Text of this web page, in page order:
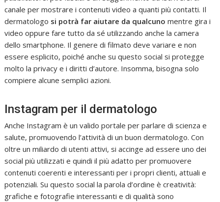
canale per mostrare i contenuti video a quanti più contatti. Il
dermatologo si potrà far aiutare da qualcuno mentre gira i
video oppure fare tutto da sé utilizzando anche la camera
dello smartphone. Il genere di filmato deve variare e non
essere esplicito, poiché anche su questo social si protegge
molto la privacy e i diritti d’autore. Insomma, bisogna solo
compiere alcune semplici azioni.
Instagram per il dermatologo
Anche Instagram è un valido portale per parlare di scienza e
salute, promuovendo l’attività di un buon dermatologo. Con
oltre un miliardo di utenti attivi, si accinge ad essere uno dei
social più utilizzati e quindi il più adatto per promuovere
contenuti coerenti e interessanti per i propri clienti, attuali e
potenziali. Su questo social la parola d’ordine è creatività:
grafiche e fotografie interessanti e di qualità sono